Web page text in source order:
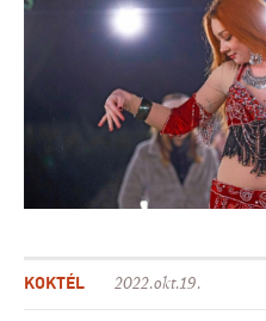
KOKTÉL 2022.okt.19.